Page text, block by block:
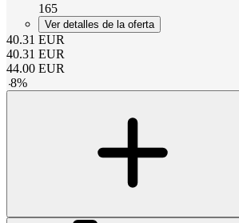
165
Ver detalles de la oferta
40.31 EUR
40.31 EUR
44.00 EUR
-8%